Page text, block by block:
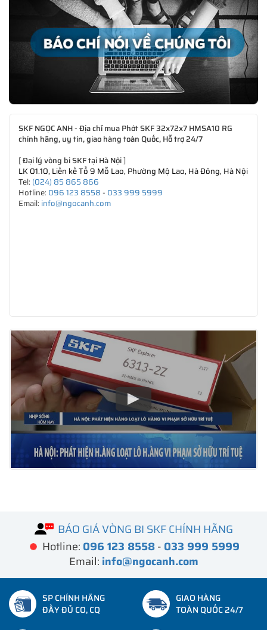
SKF NGỌC ANH - Địa chỉ mua Phớt SKF 32x72x7 HMSA10 RG
chính hãng, uy tín, giao hàng toàn Quốc, Hỗ trợ 24/7
[Đại lý vòng bi SKF tại Hà Nội]
LK 01.10, Liền kề Tổ 9 Mỗ Lao, Phường Mộ Lao, Hà Đông, Hà Nội
Tel: (024) 85 865 866
Hotline: 096 123 8558- 033 999 5999
Email: info@ngocanh.com
BÁO GIÁ VÒNG BI SKF CHÍNH HÃNG
Hotline: 096 123 8558- 033 999 5999
Email: info@ngocanh.com
SP CHÍNH HÃNG
ĐẦY ĐỦ CO, CQ
GIAO HÀNG
TOÀN QUỐC 24/7